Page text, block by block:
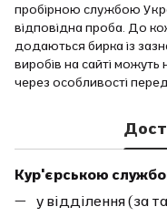
пробірною службою
відповідна проба. До
додаються бирка із
виробів на сайті можуть
через особливості
Кур'єрською
у відділення (за